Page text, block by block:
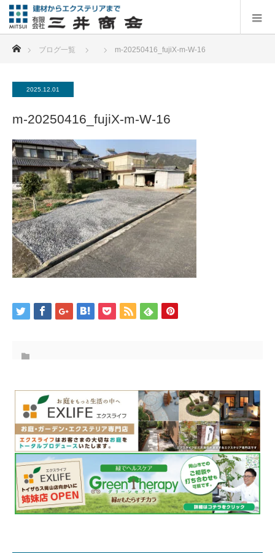
ブログ一覧 m-20250416_fujiX-m-W-16
2025.12.01
m-20250416_fujiX-m-W-16